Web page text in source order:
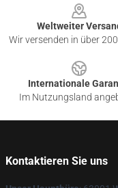
Weltweiter
Wir versenden in über
Internationale
Im Nutzungsland
Kontaktieren Sie uns